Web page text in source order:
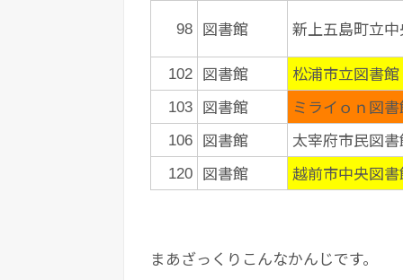
98 図書館 新上五島町立
102 図書館 松浦市立図書館
103 図書館 ミライｏｎ図
106 図書館 太宰府市民図
120 図書館 越前市中央図
まあざっくりこんなかんじです。